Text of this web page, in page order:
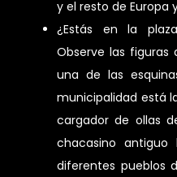
y el resto de Europa
¿Estás en la
Observe las
una de las
municipalidad está
cargador de ollas
chacasino antiguo
diferentes pueblos